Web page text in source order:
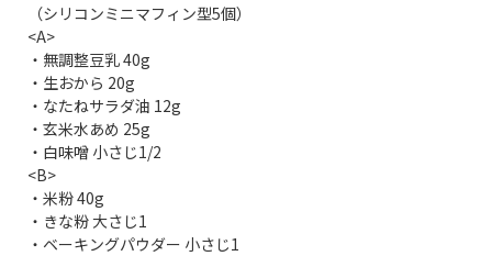
（シリコンミニマフィン型5個）
<A>
・無調整豆乳 40g
・生おから 20g
・なたねサラダ油 12g
・玄米水あめ 25g
・白味噌 小さじ1/2
<B>
・米粉 40g
・きな粉 大さじ1
・ベーキングパウダー 小さじ1